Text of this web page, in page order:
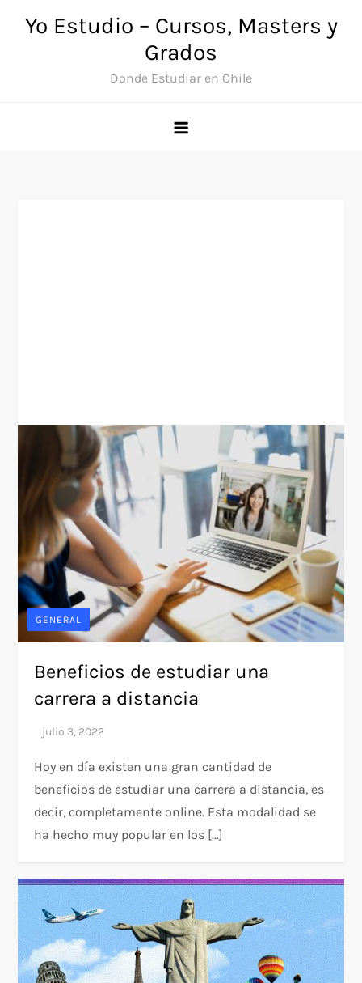
Yo Estudio – Cursos, Masters y
Grados
Donde Estudiar en Chile
GENERAL
Beneficios de estudiar una
carrera a distancia
Hoy en día existen una gran cantidad de
beneficios de estudiar una carrera a distancia, es
decir, completamente online. Esta modalidad se
ha hecho muy popular en los […]